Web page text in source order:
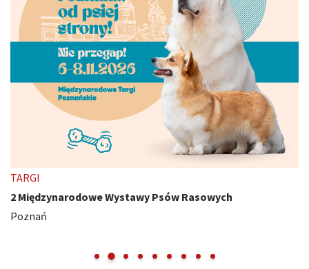
TARGI
2 Międzynarodowe Wystawy Psów Rasowych
Poznań